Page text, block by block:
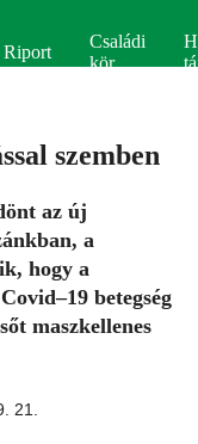
Riport
Családi
kör
szemben
az új
a
hogy a
betegség
maszkellenes
21.